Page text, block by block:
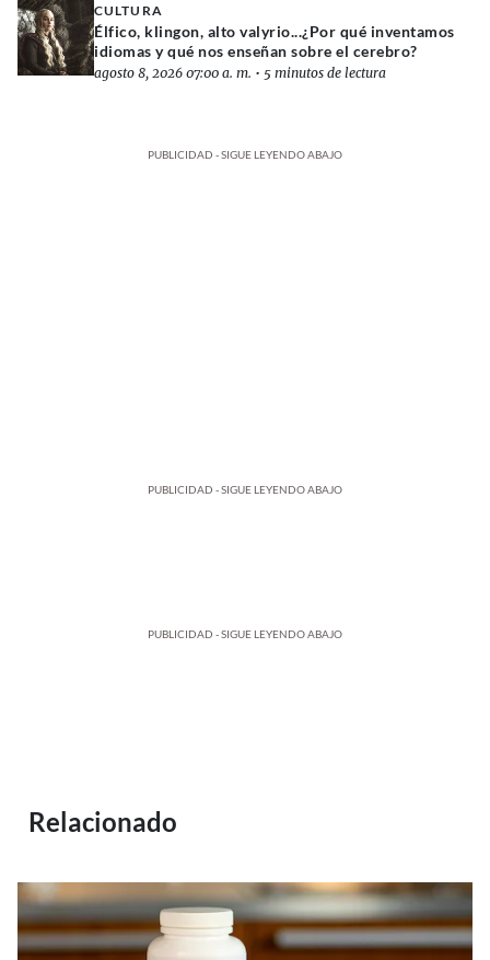
CULTURA
Élfico, klingon, alto valyrio...¿Por qué inventamos
idiomas y qué nos enseñan sobre el cerebro?
agosto 8, 2026 07:00 a. m. • 5 minutos de lectura
PUBLICIDAD - SIGUE LEYENDO ABAJO
PUBLICIDAD - SIGUE LEYENDO ABAJO
PUBLICIDAD - SIGUE LEYENDO ABAJO
Relacionado